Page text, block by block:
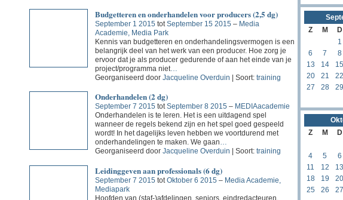
Budgetteren en onderhandelen voor producers (2,5 dg)
September 1 2015 tot September 15 2015 – Media
Academie, Media Park
Kennis van budgetteren en onderhandelingsvermogen is een
belangrijk deel van het werk van een producer. Hoe zorg je
ervoor dat je als producer gedurende of aan het einde van je
project/programma niet…
Georganiseerd door Jacqueline Overduin | Soort: training
Onderhandelen (2 dg)
September 7 2015 totSeptember 8 2015 – MEDIAacademie
Onderhandelen is te leren. Het is een uitdagend spel
wanneer de regels bekend zijn en het spel goed gespeeld
wordt! In het dagelijks leven hebben we voortdurend met
onderhandelingen te maken. We gaan…
Georganiseerd door Jacqueline Overduin | Soort: training
Leidinggeven aan professionals (6 dg)
September 7 2015 totOktober 6 2015 – Media Academie,
Mediapark
Hoofden van (staf-)afdelingen, seniors, eindredacteuren,
Z
M D
1
6
7 8
13
14 15
20
21 22
27
28 29
Z
M D
4
5 6
11
12 13
18
19 20
25
26 27